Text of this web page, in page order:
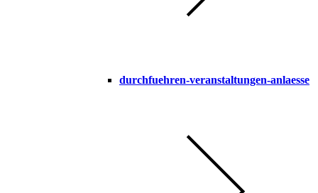
durchfuehren-veranstaltungen-anlaesse